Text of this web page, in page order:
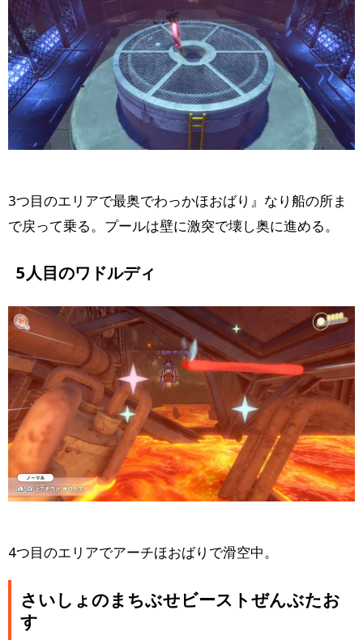
3つ目のエリアで最奥でわっかほおばり』なり船の所ま
で戻って乗る。プールは壁に激突で壊し奥に進める。
5人目のワドルディ
4つ目のエリアでアーチほおばりで滑空中。
さいしょのまちぶせビーストぜんぶたお
す